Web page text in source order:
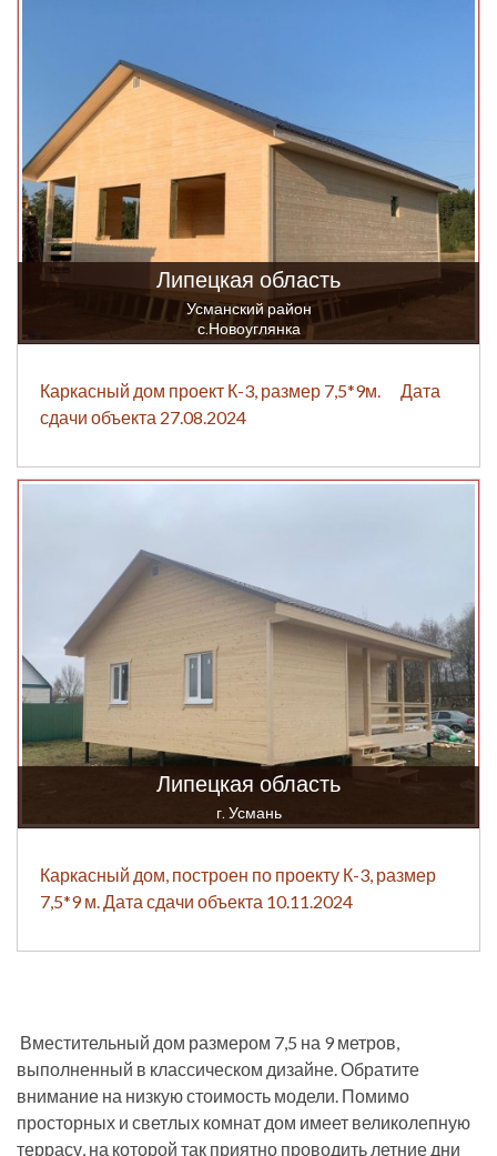
Липецкая область
Усманский район
с.Новоуглянка
Каркасный дом проект К-3, размер 7,5*9м. Дата
сдачи объекта 27.08.2024
Липецкая область
г. Усмань
Каркасный дом, построен по проекту К-3, размер
7,5*9 м. Дата сдачи объекта 10.11.2024
Вместительный дом размером 7,5 на 9 метров,
выполненный в классическом дизайне. Обратите
внимание на низкую стоимость модели. Помимо
просторных и светлых комнат дом имеет великолепную
террасу, на которой так приятно проводить летние дни